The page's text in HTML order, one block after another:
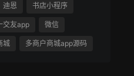
迪恩 书店小程序
交友app 微信
城 多商户商城app源码